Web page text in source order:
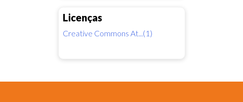
Licenças
Creative Commons At...(1)